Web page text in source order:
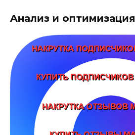
Анализ и оптимизация